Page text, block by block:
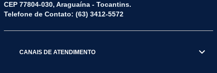
CEP 77804-030, Araguaína - Tocantins.
Telefone de Contato: (63) 3412-5572
CANAIS DE ATENDIMENTO